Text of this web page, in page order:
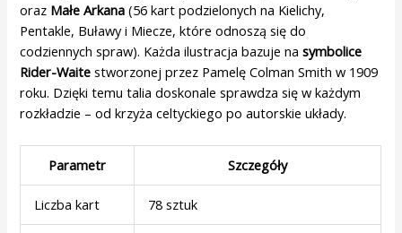
oraz Małe Arkana (56 kart podzielonych na Kielichy,
Pentakle, Buławy i Miecze, które odnoszą się do
codziennych spraw). Każda ilustracja bazuje nasymbolice
Rider-Waite stworzonej przez Pamelę Colman Smith w 1909
roku. Dzięki temu talia doskonale sprawdza się w każdym
rozkładzie – od krzyża celtyckiego po autorskie układy.
Parametr Szczegóły
Liczba kart 78 sztuk